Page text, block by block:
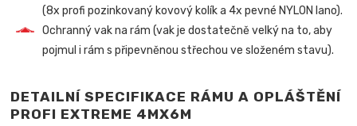
(8x profi pozinkovaný kovový kolík a 4x pevné NYLON lano).
Ochranný vak na rám (vak je dostatečně velký na to, aby
pojmul i rám s připevněnou střechou ve složeném stavu).
DETAILNÍ SPECIFIKACE RÁMU A OPLÁŠTĚNÍ
PROFI EXTREME 4MX6M